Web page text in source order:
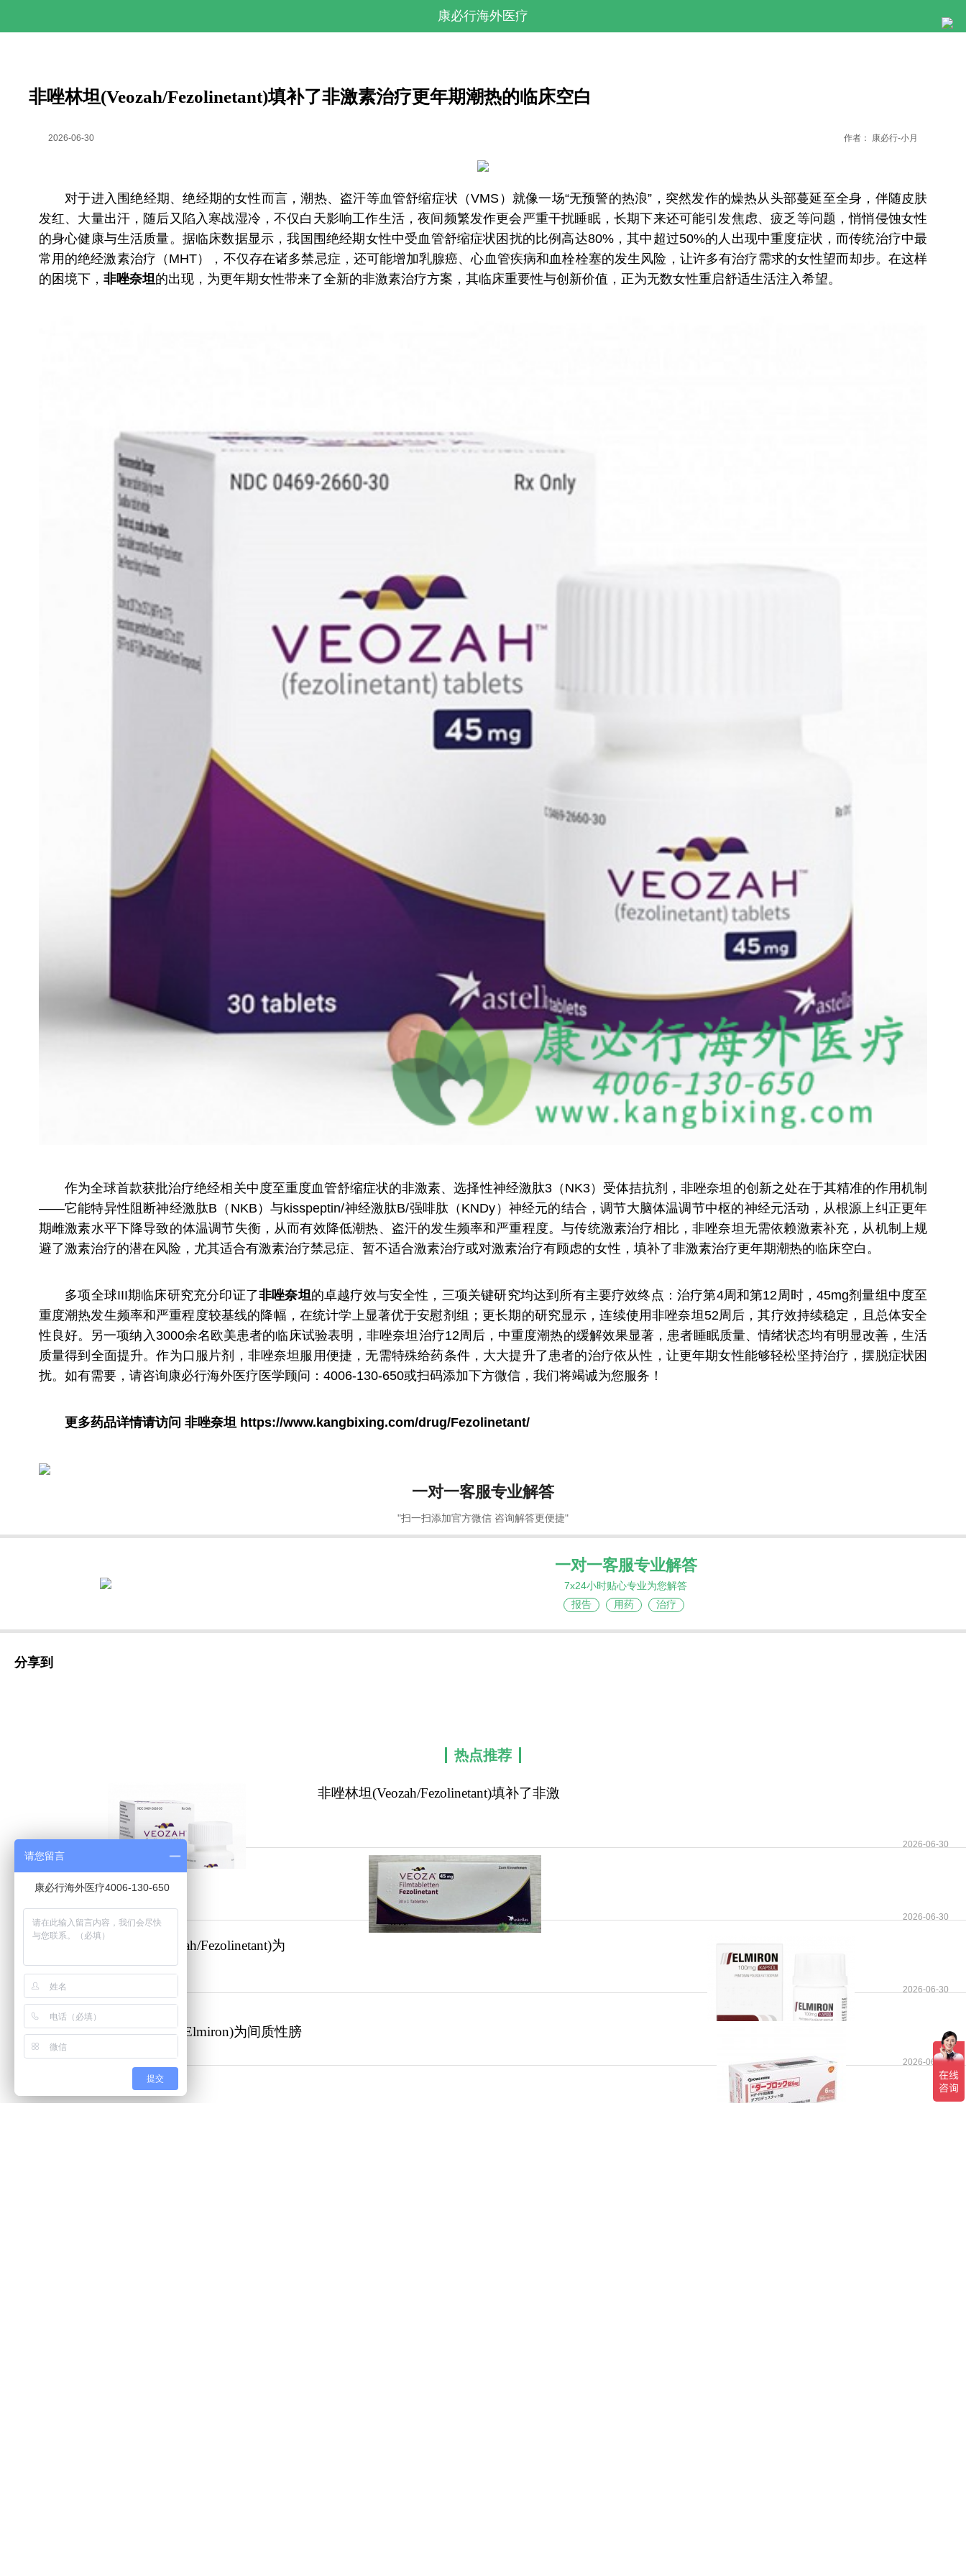
康必行海外医疗
非唑林坦(Veozah/Fezolinetant)填补了非激素治疗更年期潮热的临床空白
2026-06-30 作者： 康必行-小月
对于进入围绝经期、绝经期的女性而言，潮热、盗汗等血管舒缩症状（VMS）就像一场“无预警的热浪”，突然发作的燥热从头部蔓延至全身，伴随皮肤
发红、大量出汗，随后又陷入寒战湿冷，不仅白天影响工作生活，夜间频繁发作更会严重干扰睡眠，长期下来还可能引发焦虑、疲乏等问题，悄悄侵蚀女性
的身心健康与生活质量。据临床数据显示，我国围绝经期女性中受血管舒缩症状困扰的比例高达80%，其中超过50%的人出现中重度症状，而传统治疗中最
常用的绝经激素治疗（MHT），不仅存在诸多禁忌症，还可能增加乳腺癌、心血管疾病和血栓栓塞的发生风险，让许多有治疗需求的女性望而却步。在这样
的困境下， 非唑奈坦的出现，为更年期女性带来了全新的非激素治疗方案，其临床重要性与创新价值，正为无数女性重启舒适生活注入希望。
作为全球首款获批治疗绝经相关中度至重度血管舒缩症状的非激素、选择性神经激肽3（NK3）受体拮抗剂，非唑奈坦的创新之处在于其精准的作用机制
——它能特异性阻断神经激肽B（NKB）与kisspeptin/神经激肽B/强啡肽（KNDy）神经元的结合，调节大脑体温调节中枢的神经元活动，从根源上纠正更年
期雌激素水平下降导致的体温调节失衡，从而有效降低潮热、盗汗的发生频率和严重程度。与传统激素治疗相比，非唑奈坦无需依赖激素补充，从机制上规
避了激素治疗的潜在风险，尤其适合有激素治疗禁忌症、暂不适合激素治疗或对激素治疗有顾虑的女性，填补了非激素治疗更年期潮热的临床空白。
多项全球III期临床研究充分印证了非唑奈坦的卓越疗效与安全性，三项关键研究均达到所有主要疗效终点：治疗第4周和第12周时，45mg剂量组中度至
重度潮热发生频率和严重程度较基线的降幅，在统计学上显著优于安慰剂组；更长期的研究显示，连续使用非唑奈坦52周后，其疗效持续稳定，且总体安全
性良好。另一项纳入3000余名欧美患者的临床试验表明，非唑奈坦治疗12周后，中重度潮热的缓解效果显著，患者睡眠质量、情绪状态均有明显改善，生活
质量得到全面提升。作为口服片剂，非唑奈坦服用便捷，无需特殊给药条件，大大提升了患者的治疗依从性，让更年期女性能够轻松坚持治疗，摆脱症状困
扰。如有需要，请咨询康必行海外医疗医学顾问：4006-130-650或扫码添加下方微信，我们将竭诚为您服务！
更多药品详情请访问 非唑奈坦 https://www.kangbixing.com/drug/Fezolinetant/
一对一客服专业解答
"扫一扫添加官方微信 咨询解答更便捷"
一对一客服专业解答
7x24小时贴心专业为您解答
报告
用药 治疗
分享到
热点推荐
非唑林坦(Veozah/Fezolinetant)填补了非激
2026-06-30
非唑奈坦/非唑林坦(Veozah/Fezolinetant)为
2026-06-30
爱泌罗/戊聚糖多硫酸钠(Elmiron)为间质性膀
2026-06-30
2026-06-30
请您留言
康必行海外医疗4006-130-650
提交